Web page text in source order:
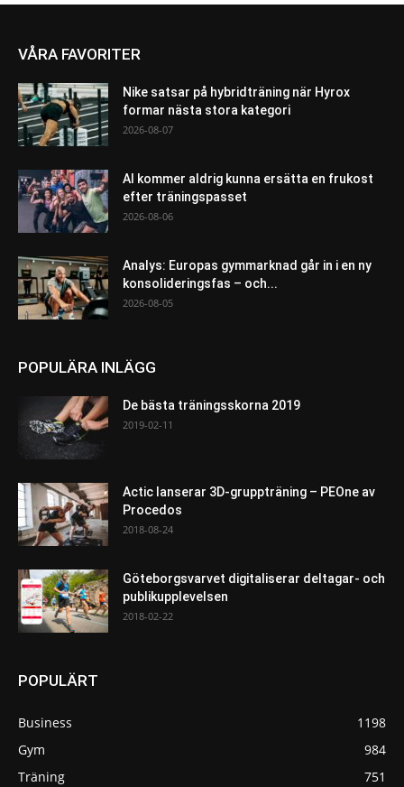
VÅRA FAVORITER
Nike satsar på hybridträning när Hyrox
formar nästa stora kategori
2026-08-07
AI kommer aldrig kunna ersätta en frukost
efter träningspasset
2026-08-06
Analys: Europas gymmarknad går in i en ny
konsolideringsfas – och...
2026-08-05
POPULÄRA INLÄGG
De bästa träningsskorna 2019
2019-02-11
Actic lanserar 3D-gruppträning – PEOne av
Procedos
2018-08-24
Göteborgsvarvet digitaliserar deltagar- och
publikupplevelsen
2018-02-22
POPULÄRT
Business
1198
Gym
984
Träning
751